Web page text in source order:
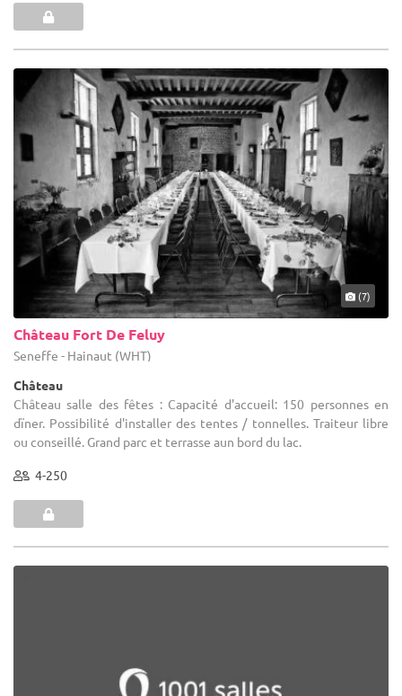
(7)
Château Fort De Feluy
Seneffe - Hainaut (WHT)
Château
Château salle des fêtes : Capacité d'accueil: 150 personnes en
dïner. Possibilité d'installer des tentes / tonnelles. Traiteur libre
ou conseillé. Grand parc et terrasse aun bord du lac.
4-250